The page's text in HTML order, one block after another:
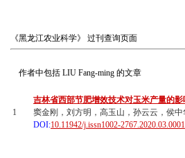
《黑龙江农业科学》 过刊查询页面
作者中包括 LIU Fang-ming 的文章
1
吉林省西部节肥增效技术对玉米产量的影
窦金刚，刘方明，高玉山，孙云云，侯
DOI:10.11942/j.issn1002-2767.2020.03.0001